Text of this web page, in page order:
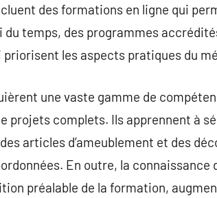
des formations en ligne qui
du temps, des programmes
les aspects pratiques du
une vaste gamme de
projets complets. Ils apprennent à
articles d’ameublement et des
En outre, la connaissance
préalable de la formation,